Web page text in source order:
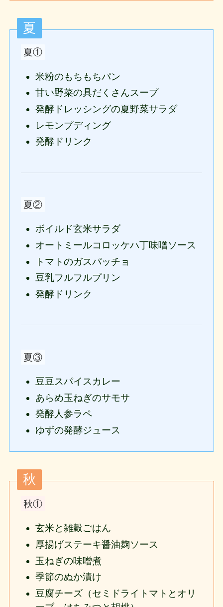
夏
夏①
米粉のもちもちパン
甘い野菜の具だくさんスープ
発酵ドレッシングの夏野菜サラダ
レモンプディング
発酵ドリンク
夏②
ボイルド玄米サラダ
オートミールコロッケハ丁味噌ソース
トマトのガスパッチョ
豆乳フルフルプリン
発酵ドリンク
夏③
豆豆スパイスカレー
あらめ玉ねぎのサモサ
発酵人参ラペ
ゆずの発酵ジュース
秋
秋①
玄米と雑穀ごはん
厚揚げステーキ醤油麹ソース
玉ねぎの味噌煮
季節のぬか漬け
豆腐チーズ（セミドライトマトとオリ